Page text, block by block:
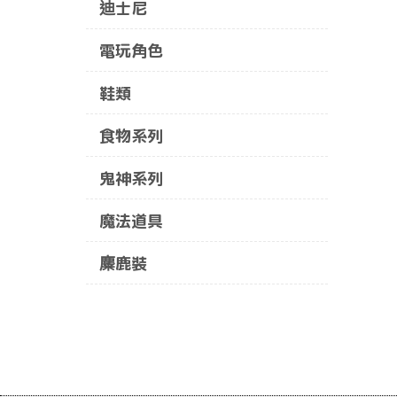
迪士尼
電玩角色
鞋類
食物系列
鬼神系列
魔法道具
麋鹿裝